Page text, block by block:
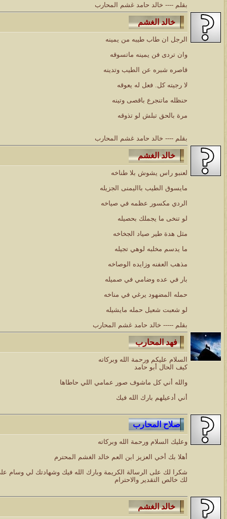
بقلم ---- خالد حامد غشم المحارب
الرجل ان طاب طيبه من يمينه
وان تردى فن يمينه ماتسوقه
قاصره شبره عن الطيب وتدينه
لا رجيته كل. فعل له يعوقه
حنظله ماتنجرع باقصى وتينه
مرة بالحق تبلش لو تذوقه
بقلم ---- خالد حامد غشم المحارب
لعنبو راس يشوش بلا طناخه
مايسوق الطيب بااليمنى الجزيله
الردي مكسور عظمه في صياخه
لو تنخى ما يجملك بحصيله
مثل هدة طير صياد الجخاخه
ما يدسم مخلبه لوهي تجيله
مذهب العفنه وزايده الوصاخه
بار في عده وضامي في صميله
حمله المضهود يرغي في مناخه
لو شعبت شعيل حمله مايشيله
بقلم ----- خالد حامد غشم المحارب
السلام عليكم ورحمة الله وبركاته
كيف الحال أبو حامد
والله أني كل ماشوف صور عمامي اللي حاطاها
أني أدعيلهم بارك الله فيك
وعليك السلام ورحمة الله وبركاته
أهلا بك أخي العزيز ابن العم خالد الغشم المحترم
شكرا لك على الرسالة الكريمة وبارك الله فيك وشهادتك لي وسام
لك خالص التقدير والاحترام